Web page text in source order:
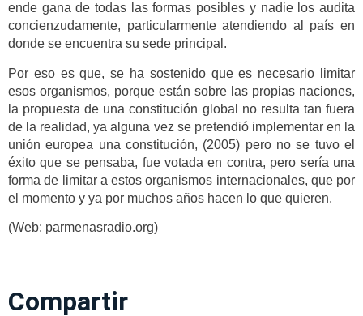
ende gana de todas las formas posibles y nadie los audita
concienzudamente, particularmente atendiendo al país en
donde se encuentra su sede principal.
Por eso es que, se ha sostenido que es necesario limitar
esos organismos, porque están sobre las propias naciones,
la propuesta de una constitución global no resulta tan fuera
de la realidad, ya alguna vez se pretendió implementar en la
unión europea una constitución, (2005) pero no se tuvo el
éxito que se pensaba, fue votada en contra, pero sería una
forma de limitar a estos organismos internacionales, que por
el momento y ya por muchos años hacen lo que quieren.
(Web: parmenasradio.org)
Compartir